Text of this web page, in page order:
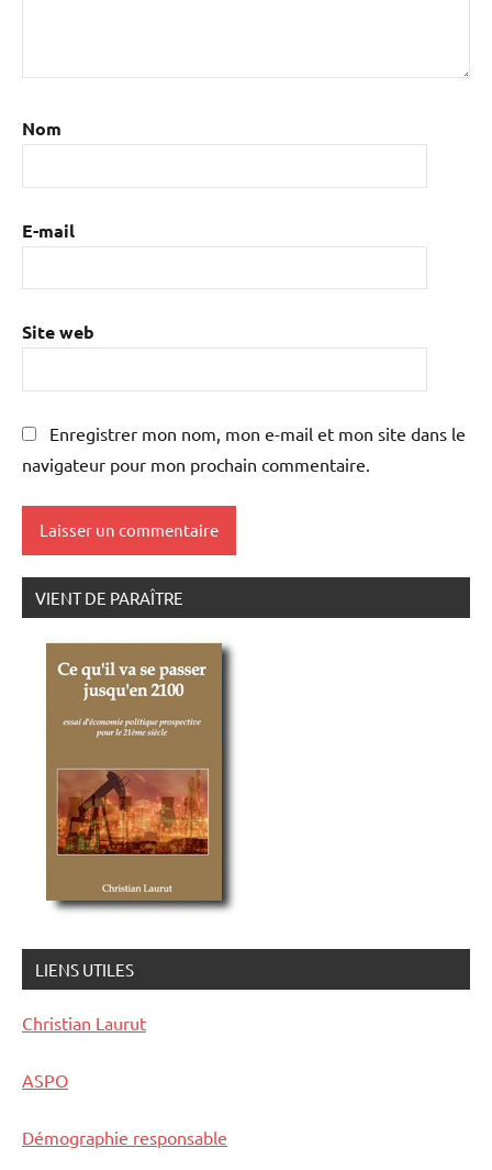
Nom
E-mail
Site web
Enregistrer mon nom, mon e-mail et mon site dans le
navigateur pour mon prochain commentaire.
VIENT DE PARAÎTRE
LIENS UTILES
Christian Laurut
ASPO
Démographie responsable